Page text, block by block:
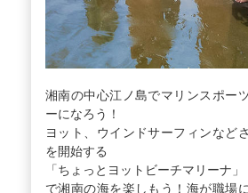
湘南の中心江ノ島でマリンスポー
ーになろう！
ヨット、ウインドサーフィンなど
を開始する
「ちょっとヨットビーチマリーナ」
で湘南の海を楽しもう！海が職場